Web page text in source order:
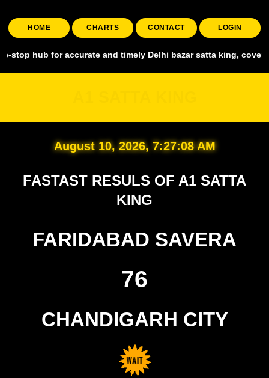
HOME CHARTS CONTACT LOGIN
for accurate and timely Delhi bazar satta king, covering all
August 10, 2026, 7:27:09 AM
FASTAST RESULS OF A1 SATTA
KING
FARIDABAD SAVERA
76
CHANDIGARH CITY